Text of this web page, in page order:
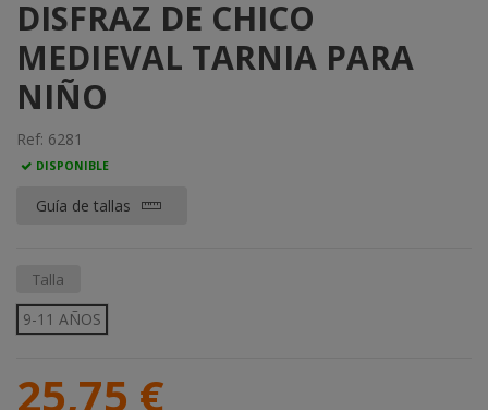
DISFRAZ DE CHICO
MEDIEVAL TARNIA PARA
NIÑO
Ref: 6281
DISPONIBLE
Guía de tallas
Talla
9-11 AÑOS
25,75 €